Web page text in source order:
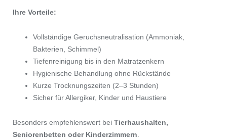
Ihre Vorteile:
Vollständige Geruchsneutralisation (Ammoniak,
Bakterien, Schimmel)
Tiefenreinigung bis in den Matratzenkern
Hygienische Behandlung ohne Rückstände
Kurze Trocknungszeiten (2–3 Stunden)
Sicher für Allergiker, Kinder und Haustiere
Besonders empfehlenswert bei Tierhaushalten,
Seniorenbetten oder Kinderzimmern